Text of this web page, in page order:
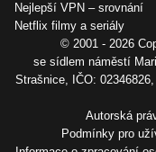
Nejlepší VPN – srovnání
Netflix filmy a seriály
© 2001 - 2026
se sídlem náměstí
Strašnice, IČO:
Autorská
Podmínky pro